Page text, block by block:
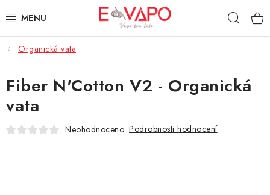
na
3D TISK
TIPY ZA DOBROU CENU
AROMATA A PŘÍCHUTĚ
Organická vata
Fiber N'Cotton V2 - Organická
vata
Neohodnoceno Podrobnosti hodnocení